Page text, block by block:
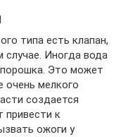
типа есть клапан,
Иногда вода
порошка. Это может
очень мелкого
создается
привести к
ожоги у